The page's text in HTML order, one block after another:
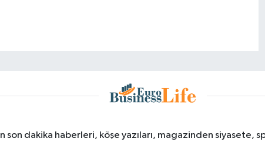
son dakika haberleri, köşe yazıları, magazinden siyasete,